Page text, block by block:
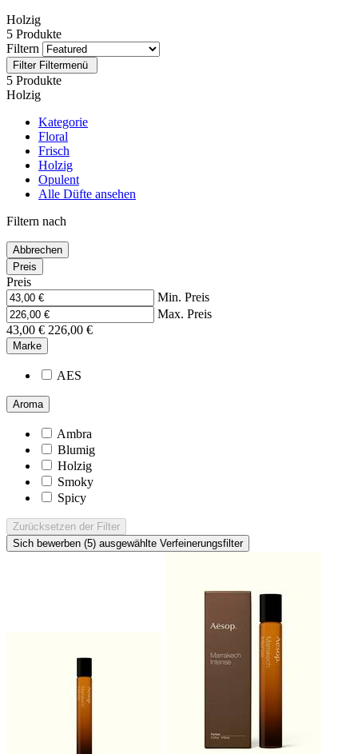
Holzig
5 Produkte
Filtern
Filter Filtermenü
5 Produkte
Holzig
Kategorie
Floral
Frisch
Holzig
Opulent
Alle Düfte ansehen
Filtern nach
Abbrechen
Preis
Preis
Min. Preis
Max. Preis
43,00 € 226,00 €
Marke
AES
Aroma
Ambra
Blumig
Holzig
Smoky
Spicy
Zurücksetzen der Filter
Sich bewerben (5) ausgewählte Verfeinerungsfilter